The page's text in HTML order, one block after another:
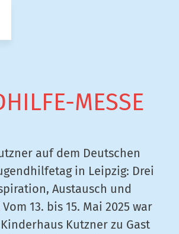
MESSE
auf dem Deutschen
in Leipzig: Drei
Austausch und
13. bis 15. Mai 2025 war
Kutzner zu Gast